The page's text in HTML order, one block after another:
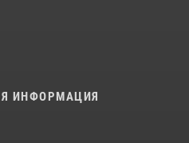
ИНФОРМАЦИЯ